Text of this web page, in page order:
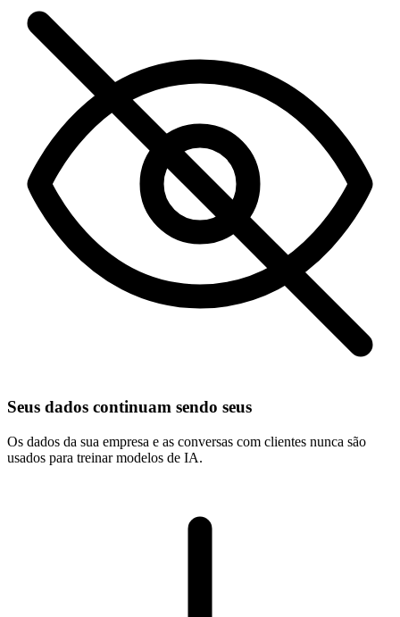
Seus dados continuam sendo seus
Os dados da sua empresa e as conversas com clientes nunca são
usados para treinar modelos de IA.